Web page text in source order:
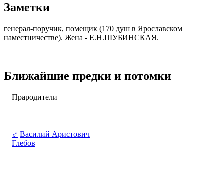
Заметки
генерал-поручик, помещик (170 душ в Ярославском
наместничестве). Жена - Е.Н.ШУБИНСКАЯ.
Ближайшие предки и потомки
Прародители
♂ Василий Аристович
Глебов